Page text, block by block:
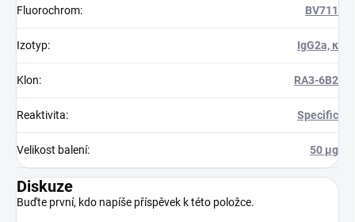
Fluorochrom: BV711
Izotyp: IgG2a, κ
Klon: RA3-6B2
Reaktivita: Specific
Velikost balení: 50 µg
Diskuze
Buďte první, kdo napíše příspěvek k této položce.